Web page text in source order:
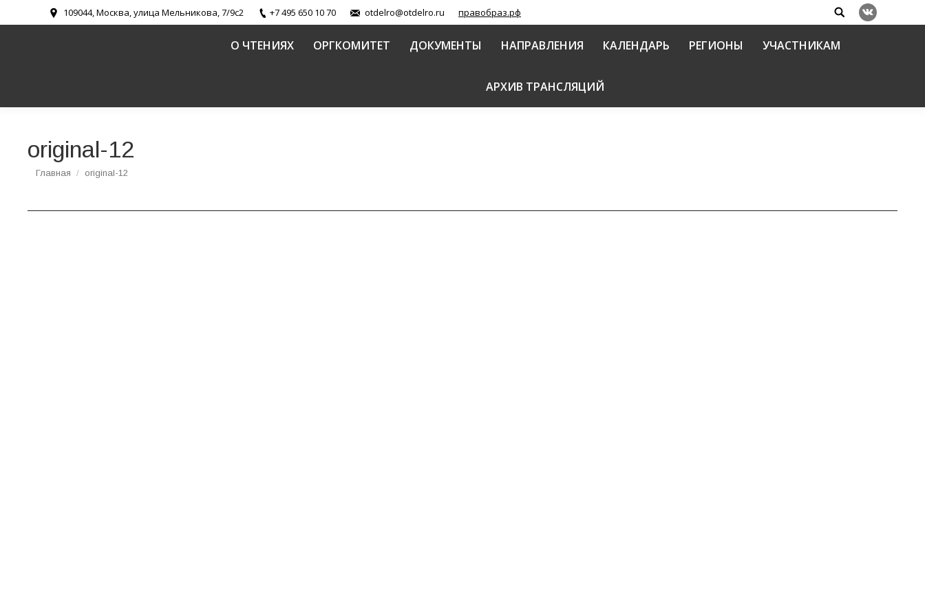
109044, Москва, улица Мельникова, 7/9с2 +7 495 650 10 70 otdelro@otdelro.ru правобраз.рф Search:
Вконтакте
О ЧТЕНИЯХ ОРГКОМИТЕТ ДОКУМЕНТЫ НАПРАВЛЕНИЯ КАЛЕНДАРЬ РЕГИОНЫ УЧАСТНИКАМ
АРХИВ ТРАНСЛЯЦИЙ
original-12
Вы здесь:
Главная original-12